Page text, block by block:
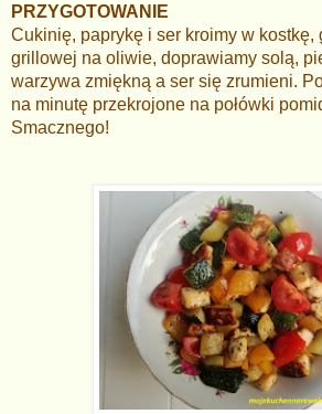
PRZYGOTOWANIE
Cukinię, paprykę i ser kroimy w kostkę,
grillowej na oliwie, doprawiamy solą,
warzywa zmiękną a ser się zrumieni.
na minutę przekrojone na połówki
Smacznego!